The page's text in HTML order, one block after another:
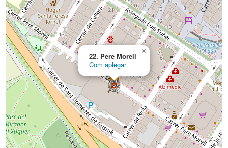
22. Pere Morell
Com aplegar
×